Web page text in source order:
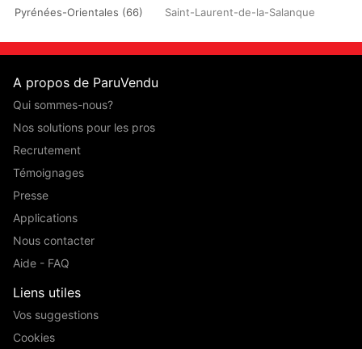
Pyrénées-Orientales (66)
Saint-Laurent-de-la-Salanque
A propos de ParuVendu
Qui sommes-nous?
Nos solutions pour les pros
Recrutement
Témoignages
Presse
Applications
Nous contacter
Aide - FAQ
Liens utiles
Vos suggestions
Cookies